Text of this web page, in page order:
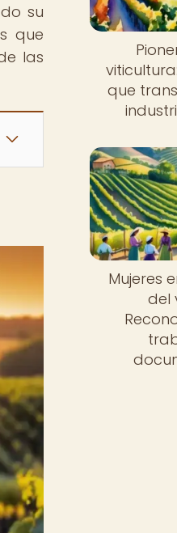
su
que
las
que
Mujeres
del